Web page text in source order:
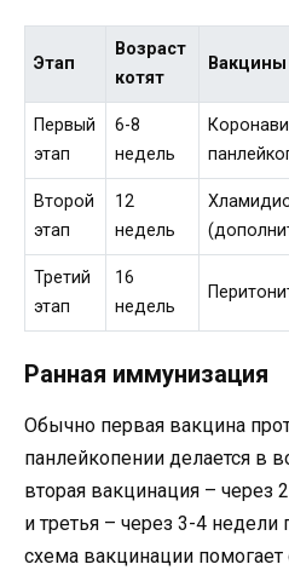
Этап
Возраст
котят
Вакцины
Первый
этап
6-8
недель
Второй
этап
12
недель
Третий
этап
16
недель
Ранная иммунизация
Обычно первая вакцина
панлейкопении делается в
вторая вакцинация – через
и третья – через 3-4 недели
схема вакцинации помогает